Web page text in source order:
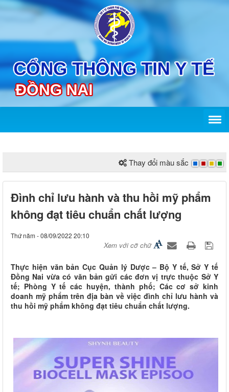
Thay đổi màu sắc
Đình chỉ lưu hành và thu hồi mỹ phẩm
không đạt tiêu chuẩn chất lượng
Thứ năm - 08/09/2022 20:10
Xem với cỡ chữ
Thực hiện văn bản Cục Quản lý Dược – Bộ Y tế, Sở Y tế
Đồng Nai vừa có văn bản gửi các đơn vị trực thuộc Sở Y
tế; Phòng Y tế các huyện, thành phố; Các cơ sở kinh
doanh mỹ phẩm trên địa bàn về việc đình chỉ lưu hành và
thu hồi mỹ phẩm không đạt tiêu chuẩn chất lượng.